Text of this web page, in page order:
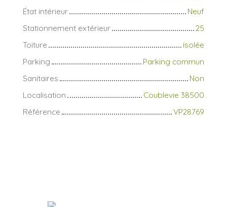
État intérieur
Neuf
Stationnement extérieur
25
Toiture
isolée
Parking
Parking commun
Sanitaires
Non
Localisation
Coublevie 38500
Référence
VP28769